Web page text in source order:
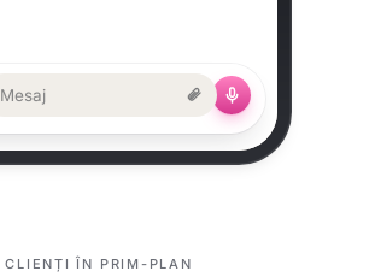
Mesaj
CLIENȚI ÎN PRIM-PLAN